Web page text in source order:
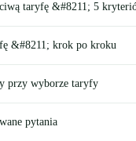
taryfę &#8211; 5
&#8211; krok po kroku
przy wyborze taryfy
pytania